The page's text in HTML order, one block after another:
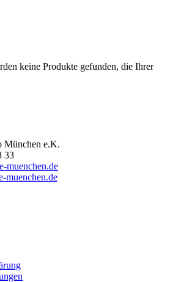
keine Produkte gefunden, die Ihrer
München e.K.
33
muenchen.de
muenchen.de